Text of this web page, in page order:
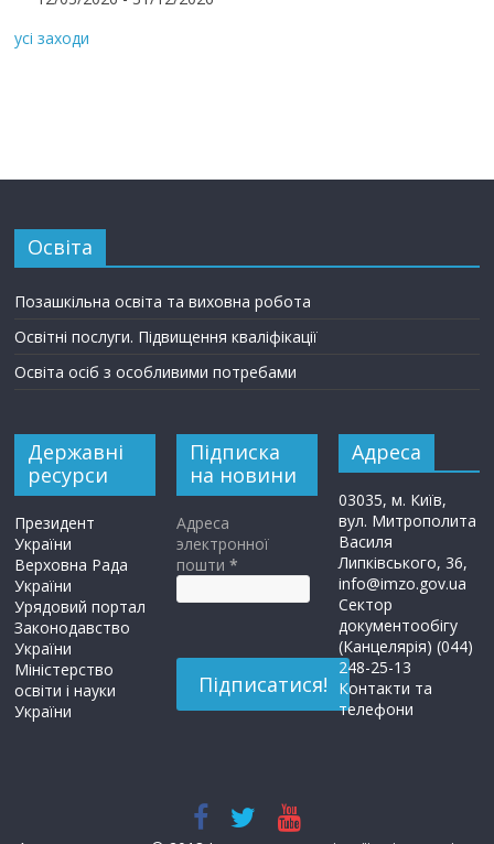
усі заходи
Освіта
Позашкільна освіта та виховна робота
Освітні послуги. Підвищення кваліфікації
Освіта осіб з особливими потребами
Державні
ресурси
Президент
України
Верховна Рада
України
Урядовий портал
Законодавство
України
Міністерство
освіти і науки
України
Підписка
на новини
Адреса
электронної
пошти*
Адреса
03035, м. Київ,
вул. Митрополита
Василя
Липківського, 36,
info@imzo.gov.ua
Сектор
документообігу
(Канцелярія) (044)
248-25-13
Контакти та
телефони